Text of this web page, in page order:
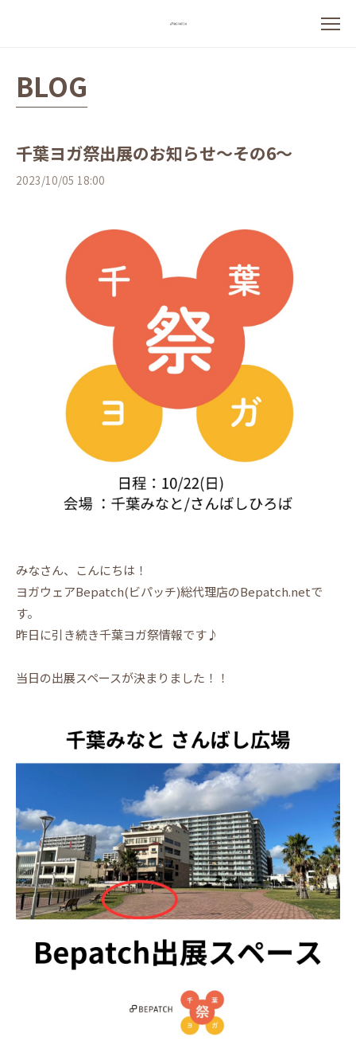
BLOG
千葉ヨガ祭出展のお知らせ～その6～
2023/10/05 18:00
みなさん、こんにちは！
ヨガウェアBepatch(ビパッチ)総代理店のBepatch.netで
す。
昨日に引き続き千葉ヨガ祭情報です♪
当日の出展スペースが決まりました！！